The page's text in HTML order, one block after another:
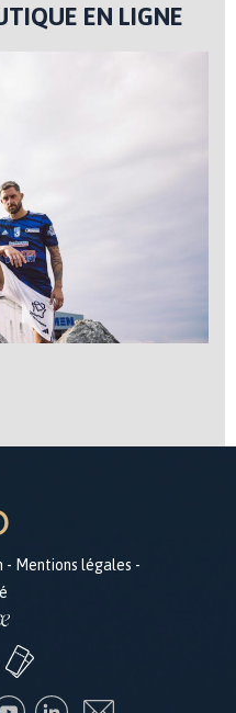
EN LIGNE
- Mentions légales -